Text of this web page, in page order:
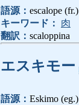
語源： escalope (fr.)
キーワード：
肉
翻訳： scaloppina
エスキモー
語源： Eskimo (eg.)